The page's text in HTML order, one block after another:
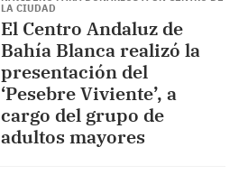
LA CIUDAD
El Centro Andaluz de
Bahía Blanca realizó la
presentación del
‘Pesebre Viviente’, a
cargo del grupo de
adultos mayores